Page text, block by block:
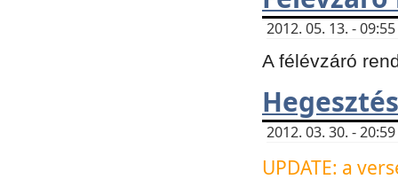
2012. 05. 13. -
A félévzáró
2012. 03. 30. -
UPDATE: a